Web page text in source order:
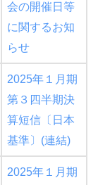
会の開催日等
に関するお知
らせ
2025年１月期
第３四半期決
算短信〔日本
基準〕(連結)
2025年１月期